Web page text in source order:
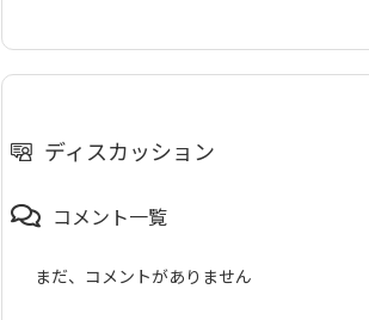
ディスカッション
コメント一覧
まだ、コメントがありません